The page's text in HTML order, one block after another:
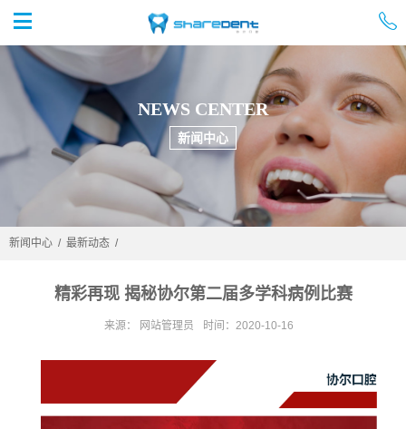
 
NEWS CENTER
新闻中心
新闻中心 / 最新动态 /
精彩再现 揭秘协尔第二届多学科病例比赛
来源： 网站管理员 时间：2020-10-16